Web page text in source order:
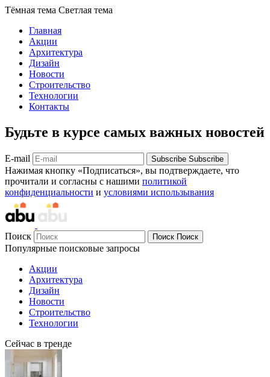
Тёмная тема Светлая тема
Главная
Акции
Архитектура
Дизайн
Новости
Строительство
Технологии
Контакты
Будьте в курсе самых важных новостей
E-mail Subscribe Subscribe
Нажимая кнопку «Подписаться», вы подтверждаете, что
прочитали и согласны с нашими политикой
конфиденциальности и условиями использывания
Поиск Поиск Поиск
Популярные поисковые запросы
Акции
Архитектура
Дизайн
Новости
Строительство
Технологии
Сейчас в тренде